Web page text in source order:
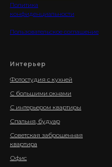
Политика
конфиденциальности
Пользовательское соглашение
Интерьер
Фотостудия с кухней
С большими окнами
С интерьером квартиры
Спальня, будуар
Советская заброшенная
квартира
Офис